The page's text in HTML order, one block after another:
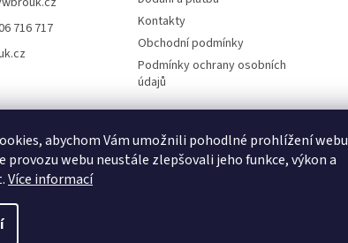
abychom Vám umožnili pohodlné prohlížení webu
provozu webu neustále zlepšovali jeho funkce, výkon a
Více informací
716 717
Kontakty
Obchodní podmínky
Podmínky ochrany osobních
údajů